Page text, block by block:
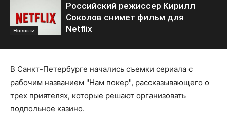
Новости
Российский режиссер Кирилл
Соколов снимет фильм для
Netflix
В Санкт-Петербурге начались съемки сериала с
рабочим названием "Нам покер", рассказывающего о
трех приятелях, которые решают организовать
подпольное казино.